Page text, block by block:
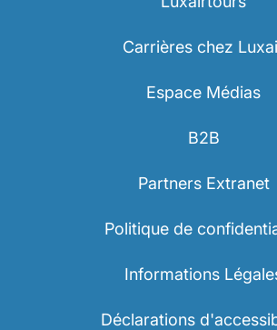
Carrières chez
Espace Médias
B2B
Partners Extranet
Politique de
Informations
Déclarations